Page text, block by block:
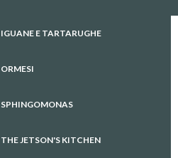
IGUANE E TARTARUGHE
ORMESI
SPHINGOMONAS
THE JETSON'S KITCHEN